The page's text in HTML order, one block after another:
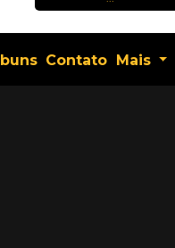
Contato Mais